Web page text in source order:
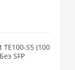
S5 (100
SFP